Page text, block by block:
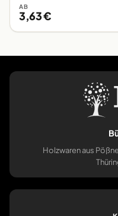
AB
3,63 €
Holzwaren aus